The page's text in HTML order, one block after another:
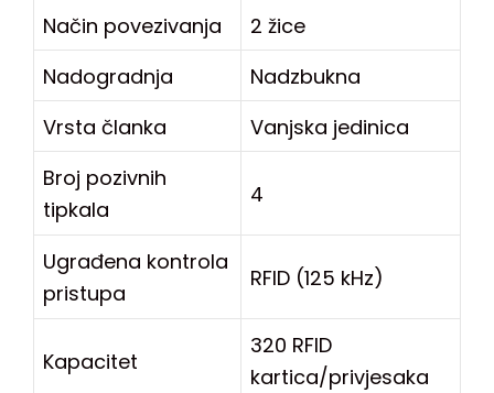
Način povezivanja
2 žice
Nadogradnja
Nadzbukna
Vrsta članka
Vanjska jedinica
Broj pozivnih
tipkala
4
Ugrađena kontrola
pristupa
RFID (125 kHz)
Kapacitet
320 RFID
kartica/privjesaka